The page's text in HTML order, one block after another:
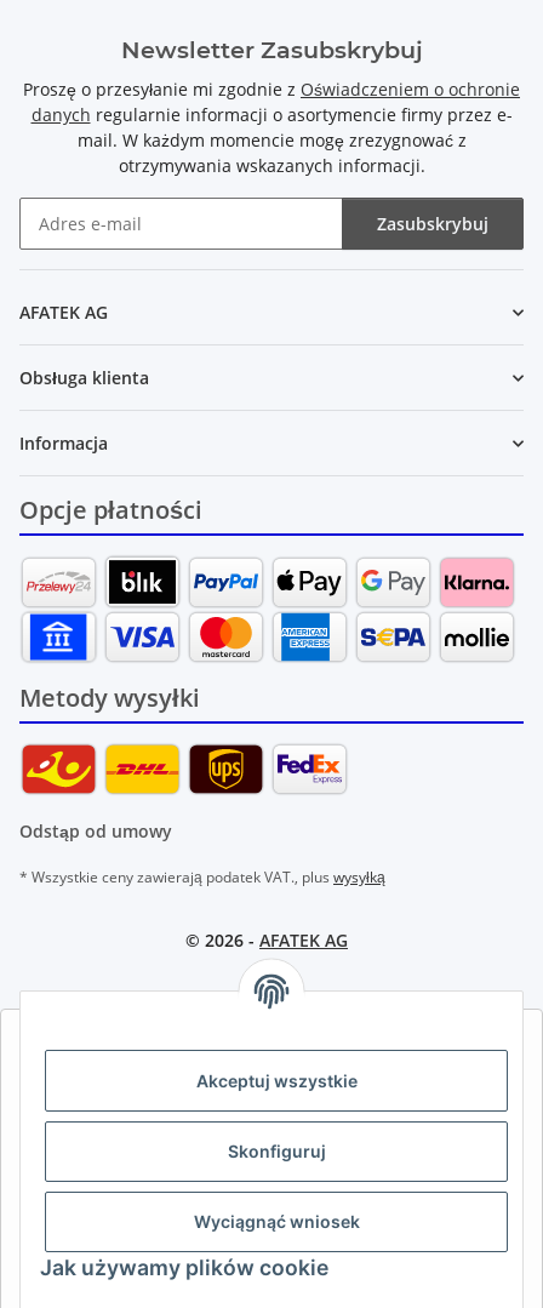
Akceptuj wszystkie
Skonfiguruj
Wyciągnąć wniosek
Jak używamy plików cookie
Newsletter Zasubskrybuj
Proszę o przesyłanie mi zgodnie z Oświadczeniem o ochronie
danych regularnie informacji o asortymencie firmy przez e-
mail. W każdym momencie mogę zrezygnować z
otrzymywania wskazanych informacji.
Zasubskrybuj
AFATEK AG
Obsługa klienta
Informacja
Opcje płatności
Metody wysyłki
Odstąp od umowy
* Wszystkie ceny zawierają podatek VAT., plus wysyłką
© 2026 - AFATEK AG
AFATEK INTERNATIONAL – WYBIERZ REGION I JĘZYK | SELECT
DE AT CH (DE) CH (FR)
BE (NL) BE (FR)
SE FI